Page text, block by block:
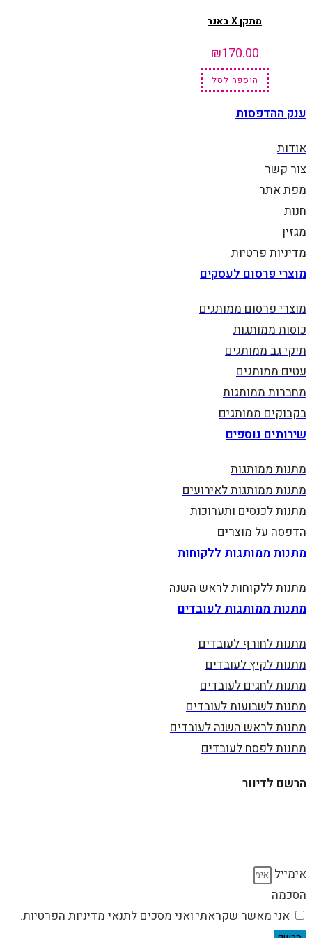
מתקן X באנר
₪170.00
הוספה לסל
ענק ההדפסות
אודות
צור קשר
מפת אתר
חנות
מגזין
מדיניות פרטיות
מוצרי פרסום לעסקים
מוצרי פרסום ממותגים
כוסות ממותגות
תיקי גב ממותגים
עטים ממותגים
מחברות ממותגות
בקבוקים ממותגים
שירותים נוספים
מתנות ממותגות
מתנות ממותגות לאירועים
מתנות לכנסים ותערוכות
הדפסה על מוצרים
מתנות ממותגות ללקוחות
מתנות ללקוחות לראש השנה
מתנות ממותגות לעובדים
מתנות לחורף לעובדים
מתנות לקיץ לעובדים
מתנות לחגים לעובדים
מתנות לשבועות לעובדים
מתנות לראש השנה לעובדים
מתנות לפסח לעובדים
הרשם לדיוור
אימייל
הסכמה
אני מאשר שקראתי ואני מסכים לתנאימדיניות הפרטיות.